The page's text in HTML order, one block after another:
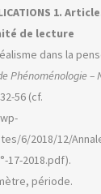
1.
de lecture
dans la
Phénoménologie –
56 (cf.
6/2018/12/
17-2018.pdf).
période.